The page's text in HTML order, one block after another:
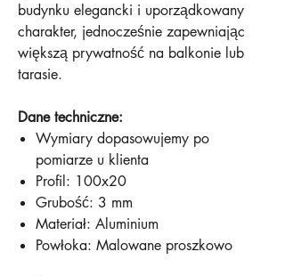
budynku elegancki i uporządkowany
charakter, jednocześnie zapewniając
większą prywatność na balkonie lub
tarasie.
Dane techniczne:
Wymiary dopasowujemy po
pomiarze u klienta
Profil: 100x20
Grubość: 3 mm
Materiał: Aluminium
Powłoka: Malowane proszkowo